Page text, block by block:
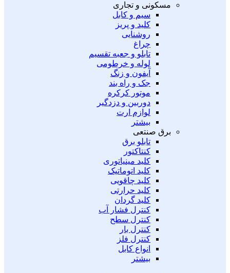
مسکونی و تجاری
سیم و کابل
کلید و پریز
روشنایی
چراغ
تابلو و جعبه تقسیم
لوله و خرطومی
آیفون و زنگ
جک و راه بند
موتور کرکره
دوربین و دزدگیر
لوازم ارت
بیشتر
برق صنتعی
تابلو برق
کنتاکتور
کلید مینیاتوری
کلید اتوماتیک
کلید چاقویی
کلید حرارتی
کلید گردان
کنترل فشار آب
کنترل سطح
کنترل بار
کنترل فلز
انواع کابل
بیشتر